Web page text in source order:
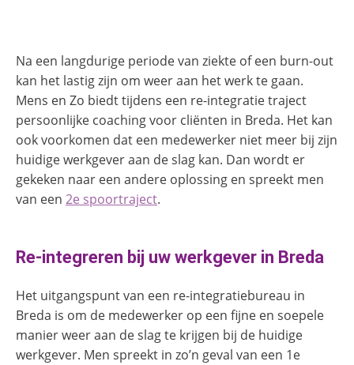
Na een langdurige periode van ziekte of een burn-out
kan het lastig zijn om weer aan het werk te gaan.
Mens en Zo biedt tijdens een re-integratie traject
persoonlijke coaching voor cliënten in Breda. Het kan
ook voorkomen dat een medewerker niet meer bij zijn
huidige werkgever aan de slag kan. Dan wordt er
gekeken naar een andere oplossing en spreekt men
van een 2e spoortraject.
Re-integreren bij uw werkgever in Breda
Het uitgangspunt van een re-integratiebureau in
Breda is om de medewerker op een fijne en soepele
manier weer aan de slag te krijgen bij de huidige
werkgever. Men spreekt in zo’n geval van een 1e